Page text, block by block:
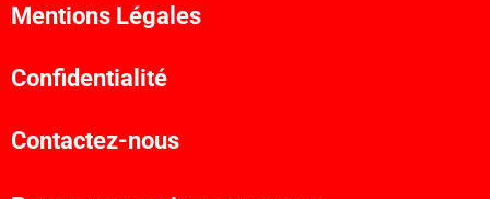
Mentions Légales
Confidentialité
Contactez-nous